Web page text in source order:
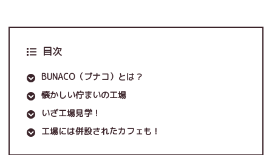
目次
BUNACO（ブナコ）とは？
懐かしい佇まいの工場
いざ工場見学！
工場には併設されたカフェも！